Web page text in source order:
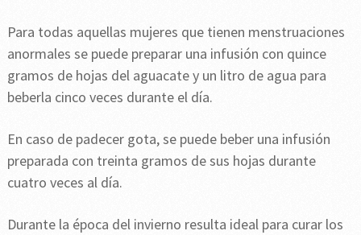
Para todas aquellas mujeres que tienen menstruaciones
anormales se puede preparar una infusión con quince
gramos de hojas del aguacate y un litro de agua para
beberla cinco veces durante el día.
En caso de padecer gota, se puede beber una infusión
preparada con treinta gramos de sus hojas durante
cuatro veces al día.
Durante la época del invierno resulta ideal para curar los